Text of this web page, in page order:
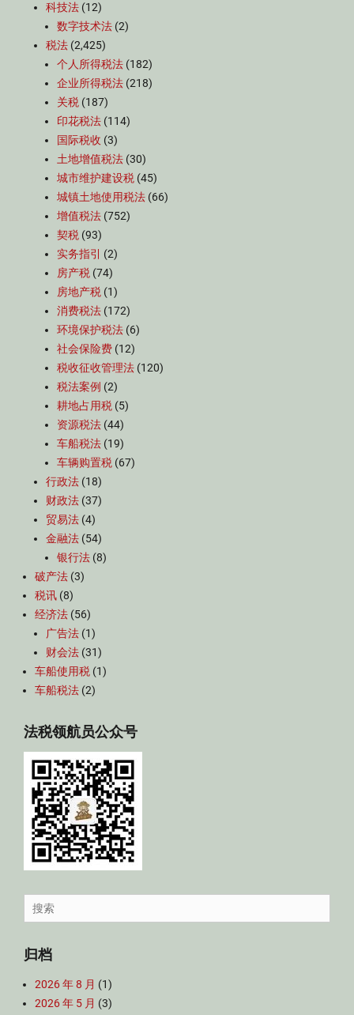
科技法 (12)
数字技术法 (2)
税法 (2,425)
个人所得税法 (182)
企业所得税法 (218)
关税 (187)
印花税法 (114)
国际税收 (3)
土地增值税法 (30)
城市维护建设税 (45)
城镇土地使用税法 (66)
增值税法 (752)
契税 (93)
实务指引
(2)
房产税 (74)
房地产税 (1)
消费税法 (172)
环境保护税法 (6)
社会保险费 (12)
税收征收管理法 (120)
税法案例 (2)
耕地占用税 (5)
资源税法 (44)
车船税法 (19)
车辆购置税 (67)
行政法 (18)
财政法 (37)
贸易法 (4)
金融法 (54)
银行法 (8)
破产法 (3)
税讯 (8)
经济法 (56)
广告法 (1)
财会法 (31)
车船使用税 (1)
车船税法 (2)
法税领航员公众号
Search
for:
归档
2026 年 8 月 (1)
2026 年 5 月 (3)